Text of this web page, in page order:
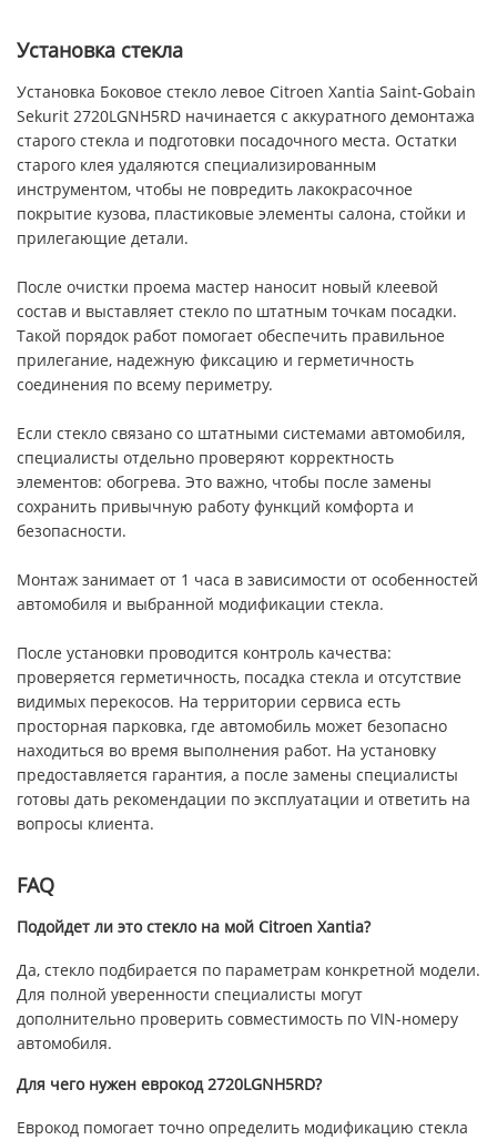
Установка стекла
Установка Боковое стекло левое Citroen Xantia Saint-Gobain
Sekurit 2720LGNH5RD начинается с аккуратного демонтажа
старого стекла и подготовки посадочного места. Остатки
старого клея удаляются специализированным
инструментом, чтобы не повредить лакокрасочное
покрытие кузова, пластиковые элементы салона, стойки и
прилегающие детали.
После очистки проема мастер наносит новый клеевой
состав и выставляет стекло по штатным точкам посадки.
Такой порядок работ помогает обеспечить правильное
прилегание, надежную фиксацию и герметичность
соединения по всему периметру.
Если стекло связано со штатными системами автомобиля,
специалисты отдельно проверяют корректность
элементов: обогрева. Это важно, чтобы после замены
сохранить привычную работу функций комфорта и
безопасности.
Монтаж занимает от 1 часа в зависимости от особенностей
автомобиля и выбранной модификации стекла.
После установки проводится контроль качества:
проверяется герметичность, посадка стекла и отсутствие
видимых перекосов. На территории сервиса есть
просторная парковка, где автомобиль может безопасно
находиться во время выполнения работ. На установку
предоставляется гарантия, а после замены специалисты
готовы дать рекомендации по эксплуатации и ответить на
вопросы клиента.
FAQ
Подойдет ли это стекло на мой Citroen Xantia?
Да, стекло подбирается по параметрам конкретной модели.
Для полной уверенности специалисты могут
дополнительно проверить совместимость по VIN-номеру
автомобиля.
Для чего нужен еврокод 2720LGNH5RD?
Еврокод помогает точно определить модификацию стекла